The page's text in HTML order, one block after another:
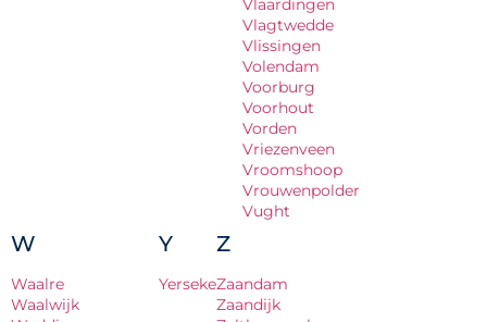
Vlaardingen
Vlagtwedde
Vlissingen
Volendam
Voorburg
Voorhout
Vorden
Vriezenveen
Vroomshoop
Vrouwenpolder
Vught
W
Waalre
Waalwijk
Y
Yerseke
Z
Zaandam
Zaandijk